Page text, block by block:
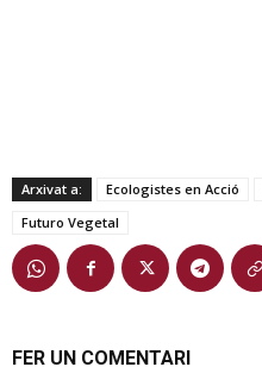
Arxivat a: Ecologistes en Acció
Futuro Vegetal
FER UN COMENTARI